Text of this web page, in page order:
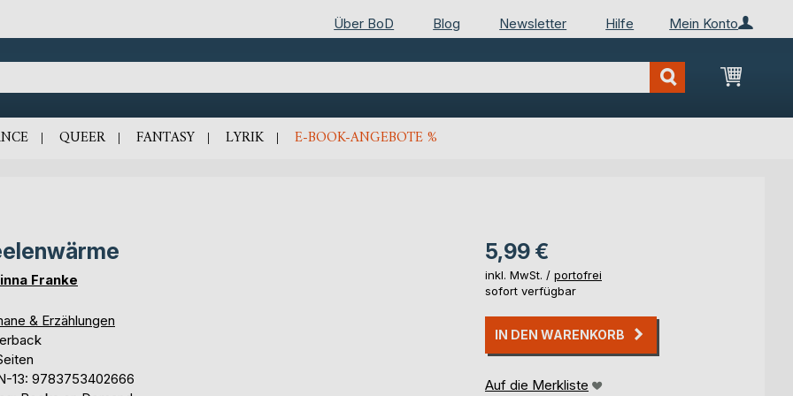
Mein Konto
Über BoD Blog Newsletter Hilfe
Mein
QUEER FANTASY LYRIK E-BOOK-ANGEBOTE %
Franke
& Erzählungen
13: 9783753402666
5,99 €
inkl. MwSt. / portofrei
sofort verfügbar
IN DEN WARENKORB
Auf die Merkliste